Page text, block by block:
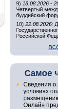
9) 18.08.2026 -
Четвертый
буддийский
10) 22.08.2026:
Российской
Самое
Сведения о
условиях
Онлайн